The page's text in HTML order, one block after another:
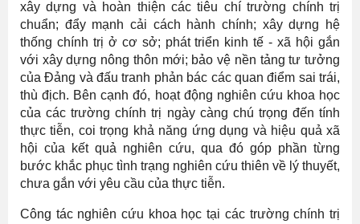
xây dựng và hoàn thiện các tiêu chí trường chính trị
chuẩn; đẩy mạnh cải cách hành chính; xây dựng hệ
thống chính trị ở cơ sở; phát triển kinh tế - xã hội gắn
với xây dựng nông thôn mới; bảo vệ nền tảng tư tưởng
của Đảng và đấu tranh phản bác các quan điểm sai trái,
thù địch. Bên cạnh đó, hoạt động nghiên cứu khoa học
của các trường chính trị ngày càng chú trọng đến tính
thực tiễn, coi trọng khả năng ứng dụng và hiệu quả xã
hội của kết quả nghiên cứu, qua đó góp phần từng
bước khắc phục tình trạng nghiên cứu thiên về lý thuyết,
chưa gắn với yêu cầu của thực tiễn.
Công tác nghiên cứu khoa học tại các trường chính trị